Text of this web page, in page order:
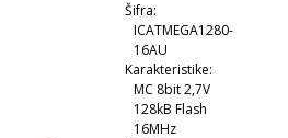
Šifra:
ICATMEGA1280-
16AU
Karakteristike:
MC 8bit 2,7V
128kB Flash
16MHz